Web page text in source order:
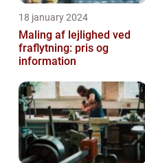
18 january 2024
Maling af lejlighed ved
fraflytning: pris og
information